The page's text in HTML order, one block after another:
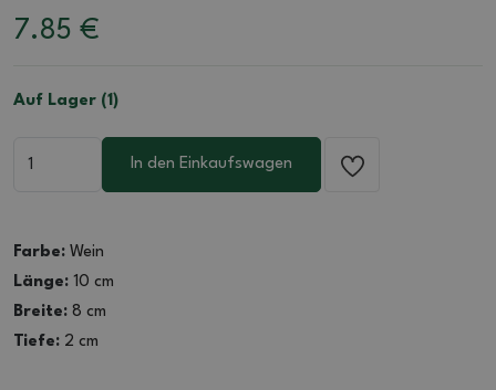
7.85 €
Auf Lager (1)
In den Einkaufswagen
Farbe: Wein
Länge: 10 cm
Breite: 8 cm
Tiefe: 2 cm